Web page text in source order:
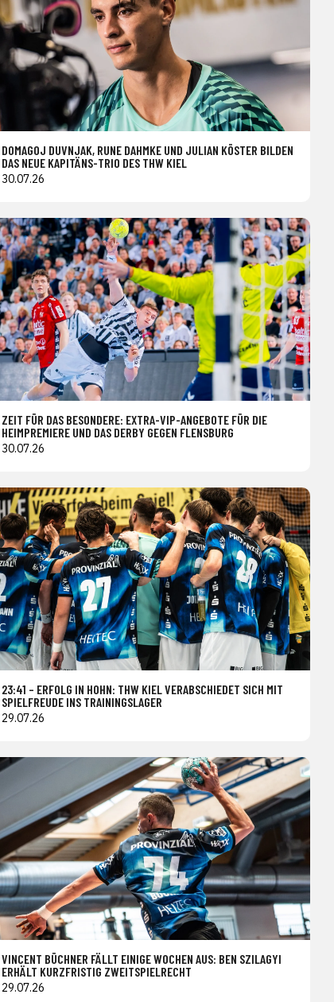
DOMAGOJ DUVNJAK, RUNE DAHMKE UND JULIAN KÖSTER BILDEN
DAS NEUE KAPITÄNS-TRIO DES THW KIEL
30.07.26
ZEIT FÜR DAS BESONDERE: EXTRA-VIP-ANGEBOTE FÜR DIE
HEIMPREMIERE UND DAS DERBY GEGEN FLENSBURG
30.07.26
23:41 – ERFOLG IN HOHN: THW KIEL VERABSCHIEDET SICH MIT
SPIELFREUDE INS TRAININGSLAGER
29.07.26
VINCENT BÜCHNER FÄLLT EINIGE WOCHEN AUS: BEN SZILAGYI
ERHÄLT KURZFRISTIG ZWEITSPIELRECHT
29.07.26